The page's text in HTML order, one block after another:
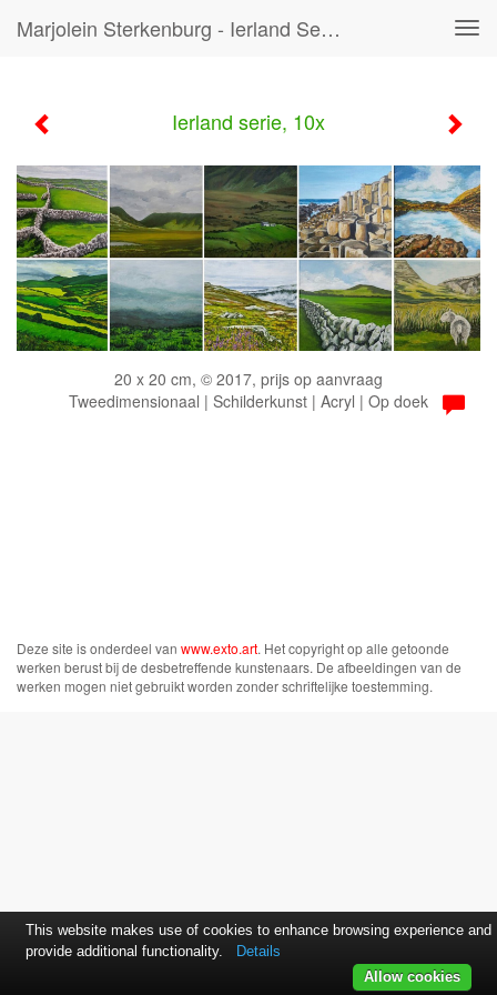
Marjolein Sterkenburg - Ierland Serie, 10x
Ierland serie, 10x
20 x 20 cm, © 2017, prijs op aanvraag
Tweedimensionaal | Schilderkunst | Acryl | Op doek
Deze site is onderdeel van www.exto.art. Het copyright op alle getoonde
werken berust bij de desbetreffende kunstenaars. De afbeeldingen van de
werken mogen niet gebruikt worden zonder schriftelijke toestemming.
This website makes use of cookies to enhance browsing experience and
provide additional functionality.
Details
Allow cookies